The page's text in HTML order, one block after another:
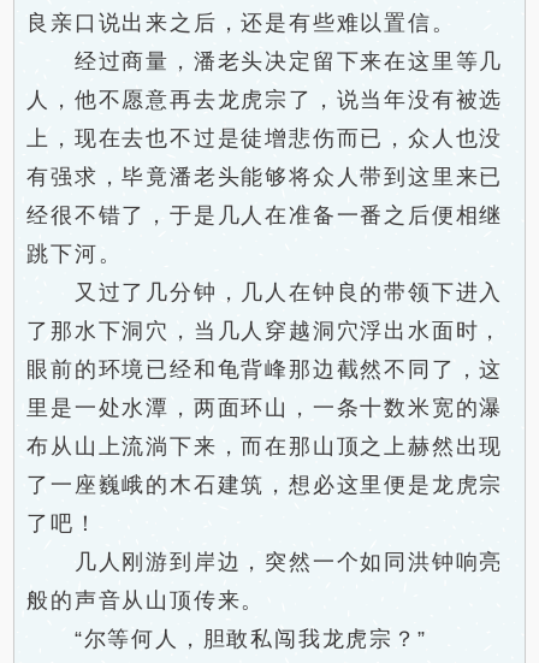
良亲口说出来之后，还是有些难以置信。
经过商量，潘老头决定留下来在这里等几
人，他不愿意再去龙虎宗了，说当年没有被选
上，现在去也不过是徒增悲伤而已，众人也没
有强求，毕竟潘老头能够将众人带到这里来已
经很不错了，于是几人在准备一番之后便相继
跳下河。
又过了几分钟，几人在钟良的带领下进入
了那水下洞穴，当几人穿越洞穴浮出水面时，
眼前的环境已经和龟背峰那边截然不同了，这
里是一处水潭，两面环山，一条十数米宽的瀑
布从山上流淌下来，而在那山顶之上赫然出现
了一座巍峨的木石建筑，想必这里便是龙虎宗
了吧！
几人刚游到岸边，突然一个如同洪钟响亮
般的声音从山顶传来。
“尔等何人，胆敢私闯我龙虎宗？”